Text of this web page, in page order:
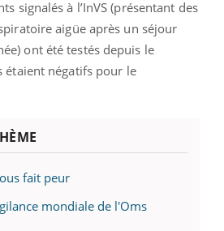
signalés à l’InVS (présentant des
aigüe après un séjour
ont été testés depuis le
négatifs pour le
fait peur
mondiale de l'Oms